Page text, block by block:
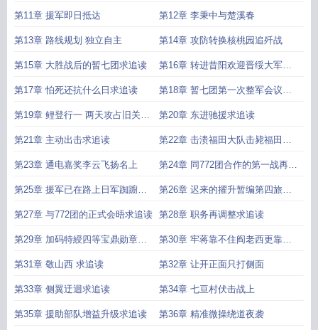
第11章 援军即日抵达 第12章 李秉中与楚溪春
第13章 路线规划 独立自主 第14章 攻防转换核桃园追歼战
第15章 大胜战后的暂七团求追读 第16章 转进昔阳欢迎晋绥大军凯
旋求追读
第17章 怕死还抗什么日求追读 第18章 暂七团第一次整军会议大
扩编 求追读
第19章 鲤登行一 两天攻占旧关求
追读
第20章 东进驰援求追读
第21章 主动出击求追读 第22章 击溃福田大队击毙福田少
佐求追读
第23章 通电嘉奖李云飞扬名上 第24章 同772团合作的第一战再挫
日军求追读
第25章 援军已在路上日军踟躕不
前求追读
第26章 迟来的擢升暂编第四旅旅
长求追读
第27章 与772团的正式会晤求追读 第28章 职务再调整求追读
第29章 加码特綬四等宝鼎勋章求
追读
第30章 牢蒋靠不住阎老西更靠不
住
第31章 敬山西 求追读 第32章 让开正面只打侧面
第33章 侧翼迂迴求追读 第34章 七亘村伏击战上
第35章 援助部队增益升级求追读 第36章 精准微操绕道夜袭